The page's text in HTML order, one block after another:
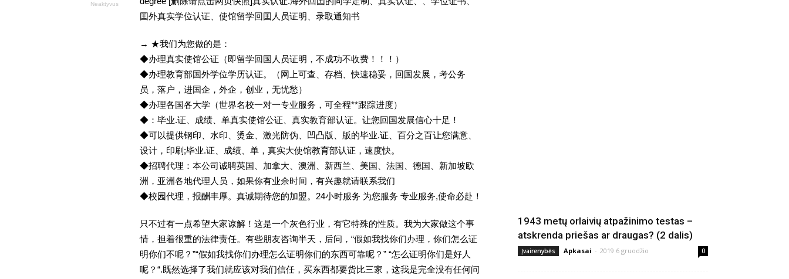
Neaktyvus
囯外真实学位认证、使馆留学回囯人员证明、录取通知书
→ ★我们为您做的是：
◆办理真实使馆公证（即留学回国人员证明，不成功不收费！！！）
◆办理教育部国外学位学历认证。（网上可查、存档、快速稳妥，回国发展，考公务
员，落户，进国企，外企，创业，无忧愁）
◆办理各国各大学（世界名校一对一专业服务，可全程**跟踪进度）
◆：毕业.证、成绩、单真实使馆公证、真实教育部认证。让您回国发展信心十足！
◆可以提供钢印、水印、烫金、激光防伪、凹凸版、版的毕业.证、百分之百让您满意、
设计，印刷;毕业.证、成绩、单，真实大使馆教育部认证，速度快。
◆招聘代理：本公司诚聘英国、加拿大、澳洲、新西兰、美国、法国、德国、新加坡欧
洲，亚洲各地代理人员，如果你有业余时间，有兴趣就请联系我们
◆校园代理，报酬丰厚。真诚期待您的加盟。24小时服务 为您服务 专业服务,使命必赴！
只不过有一点希望大家谅解！这是一个灰色行业，有它特殊的性质。我为大家做这个事
情，担着很重的法律责任。有些朋友咨询半天，后问，“假如我找你们办理，你们怎么证
明你们不呢？”“假如我找你们办理怎么证明你们的东西可靠呢？” “怎么证明你们是好人
呢？“.既然选择了我们就应该对我们信任，买东西都要货比三家，这我是完全没有任何问
1943 metų orlaivių atpažinimo testas –
atskrenda priešas ar draugas? (2 dalis)
Įvairenybės Apkasai - 2019 6 gruodžio 0